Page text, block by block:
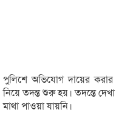
পুলিশে অভিযোগ দায়ের করার
নিয়ে তদন্ত শুরু হয়। তদন্তে
মাথা পাওয়া যায়নি।